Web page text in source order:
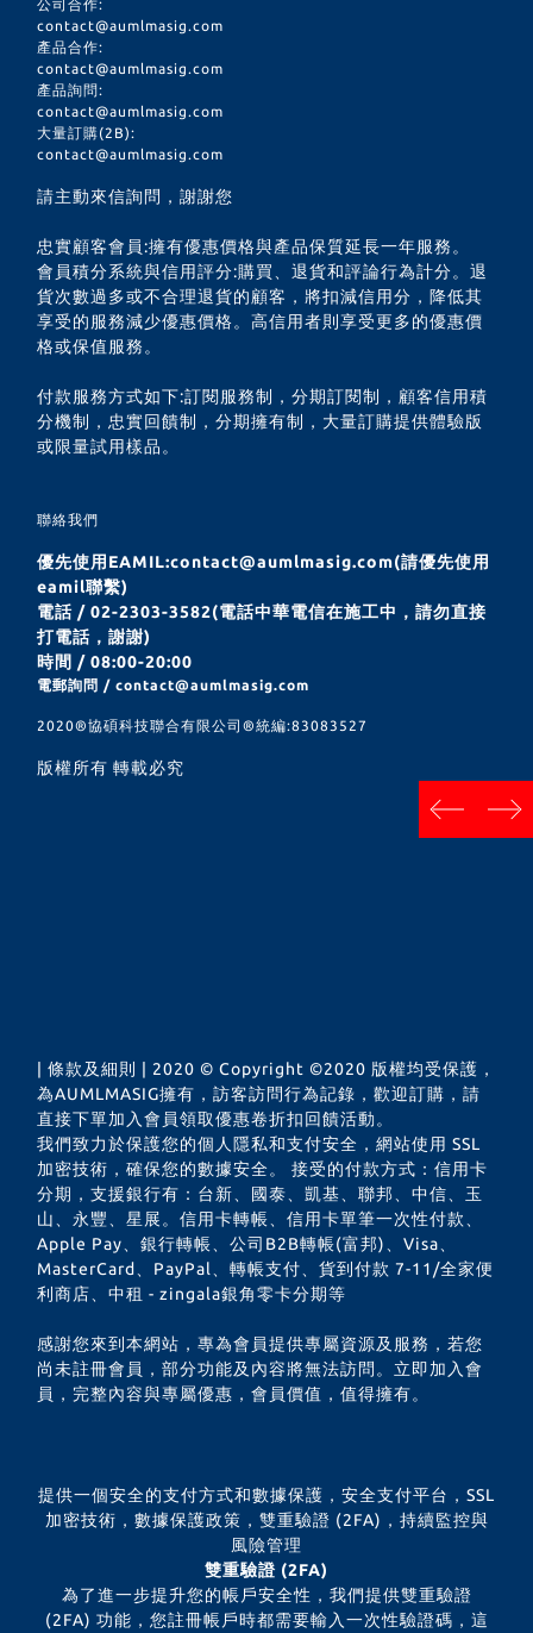
公司合作:
contact@aumlmasig.com
產品合作:
contact@aumlmasig.com
產品詢問:
contact@aumlmasig.com
大量訂購(2B):
contact@aumlmasig.com
請主動來信詢問，謝謝您
忠實顧客會員:擁有優惠價格與產品保質延長一年服務。
會員積分系統與信用評分:購買、退貨和評論行為計分。退
貨次數過多或不合理退貨的顧客，將扣減信用分，降低其
享受的服務減少優惠價格。高信用者則享受更多的優惠價
格或保值服務。
付款服務方式如下:訂閱服務制，分期訂閱制，顧客信用積
分機制，忠實回饋制，分期擁有制，大量訂購提供體驗版
或限量試用樣品。
聯絡我們
優先使用EAMIL:contact@aumlmasig.com(請優先使用
eamil聯繫)
電話 / 02-2303-3582(電話中華電信在施工中，請勿直接
打電話，謝謝)
時間 / 08:00-20:00
電郵詢問 / contact@aumlmasig.com
2020®︎協碩科技聯合有限公司®︎統編:83083527
版權所有 轉載必究
prev next
| 條款及細則 | 2020 © Copyright ©2020 版權均受保護，
為AUMLMASIG擁有，訪客訪問行為記錄，歡迎訂購，請
直接下單加入會員領取優惠卷折扣回饋活動。
我們致力於保護您的個人隱私和支付安全，網站使用 SSL
加密技術，確保您的數據安全。 接受的付款方式：信用卡
分期，支援銀行有：台新、國泰、凱基、聯邦、中信、玉
山、永豐、星展。信用卡轉帳、信用卡單筆一次性付款、
Apple Pay、銀行轉帳、公司B2B轉帳(富邦)、Visa、
MasterCard、PayPal、轉帳支付、貨到付款 7-11/全家便
利商店、中租 - zingala銀角零卡分期等
感謝您來到本網站，專為會員提供專屬資源及服務，若您
尚未註冊會員，部分功能及內容將無法訪問。立即加入會
員，完整內容與專屬優惠，會員價值，值得擁有。
提供一個安全的支付方式和數據保護，安全支付平台，SSL
加密技術，數據保護政策，雙重驗證 (2FA)，持續監控與
風險管理
雙重驗證 (2FA)
為了進一步提升您的帳戶安全性，我們提供雙重驗證
(2FA) 功能，您註冊帳戶時都需要輸入一次性驗證碼，這